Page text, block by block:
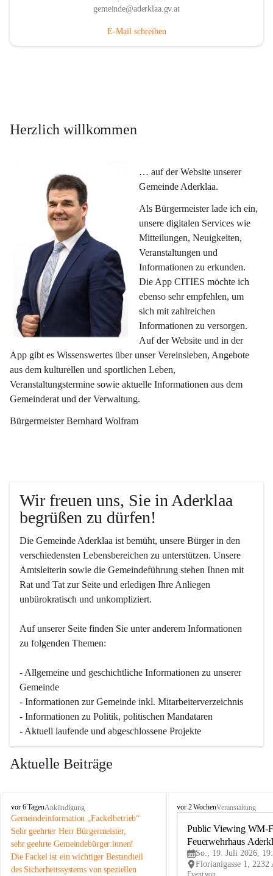
gemeinde@aderklaa.gv.at
E-Mail schreiben
Herzlich willkommen
… auf der Website unserer
Gemeinde Aderklaa.
Als Bürgermeister lade ich ein,
unsere digitalen Services wie
Mitteilungen, Neuigkeiten,
Veranstaltungen und
Informationen zu erkunden.
Die App CITIES möchte ich
ebenso sehr empfehlen, um
sich mit zahlreichen
Informationen zu versorgen.
Auf der Website und in der
App gibt es Wissenswertes über unser Vereinsleben, Angebote
aus dem kulturellen und sportlichen Leben,
Veranstaltungstermine sowie aktuelle Informationen aus dem
Gemeinderat und der Verwaltung.
Bürgermeister Bernhard Wolfram
Wir freuen uns, Sie in Aderklaa
begrüßen zu dürfen!
Die Gemeinde Aderklaa ist bemüht, unsere Bürger in den
verschiedensten Lebensbereichen zu unterstützen. Unsere
Amtsleiterin sowie die Gemeindeführung stehen Ihnen mit
Rat und Tat zur Seite und erledigen Ihre Anliegen
unbürokratisch und unkompliziert.
Auf unserer Seite finden Sie un­ter an­de­rem Informationen
zu folgenden Themen:
- Allgemeine und geschichtliche Informationen zu unserer
Gemeinde
- Informationen zur Gemeinde inkl. Mitarbeiterverzeichnis
- Informationen zu Politik, politischen Mandataren
- Aktuell laufende und abgeschlossene Projekte
Aktuelle Beiträge
A
d
e
r
k
l
a
vor 6 TagenAnkündigung
Gemeindeinformation „Fackelbetrieb“
Sehr geehrter Herr Bürgermeister,
sehr geehrte Gemeindebürger:innen!
Die Fackel ist ein wichtiger Bestandteil
des Sicherheitssystems von speziellen
A
vor 2 WochenVeranstaltung
Public Viewing WM-
Feuerwehrhaus
So., 19. Juli 2026,
Event von